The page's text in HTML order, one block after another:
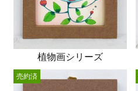
植物画シリーズ
売約済